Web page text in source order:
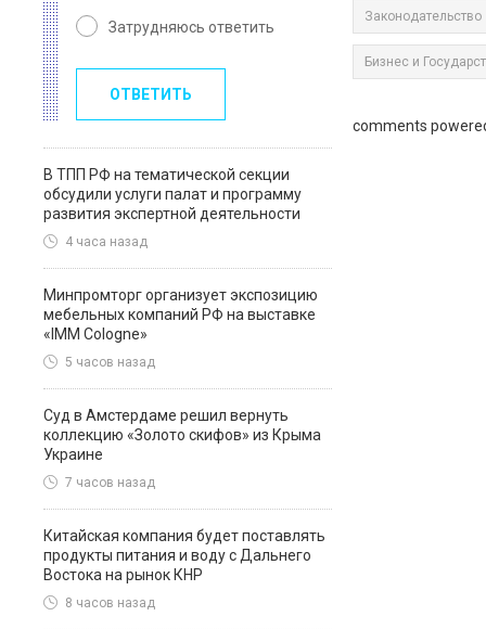
Затрудняюсь ответить
ОТВЕТИТЬ
В ТПП РФ на тематической секции
обсудили услуги палат и программу
развития экспертной деятельности
4 часа назад
Минпромторг организует экспозицию
мебельных компаний РФ на выставке
«IMM Cologne»
5 часов назад
Суд в Амстердаме решил вернуть
коллекцию «Золото скифов» из Крыма
Украине
7 часов назад
Китайская компания будет поставлять
продукты питания и воду с Дальнего
Востока на рынок КНР
8 часов назад
Законодательство
Бизнес и
comments